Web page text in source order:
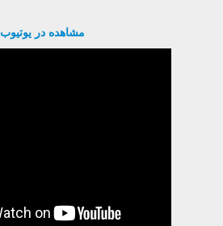
مشاهده در یوتیوب